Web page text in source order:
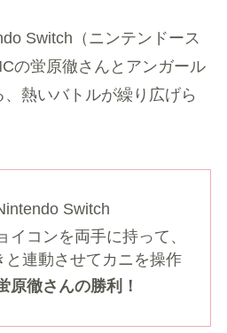
Switch（ニンテンドース
の蛍原徹さんとアンガール
熱いバトルが繰り広げら
Switch
イコンを両手に持って、
と連動させてカニを操作
原徹さんの勝利！